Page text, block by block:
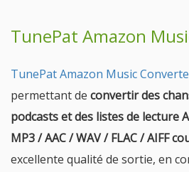
TunePat Amazon
TunePat Amazon Music
permettant de convertir des
podcasts et des listes de lecture
MP3 / AAC / WAV / FLAC / AIFF
excellente qualité de sortie, en